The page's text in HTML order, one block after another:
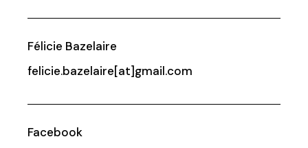
Félicie Bazelaire
felicie.bazelaire[at]gmail.com
Facebook